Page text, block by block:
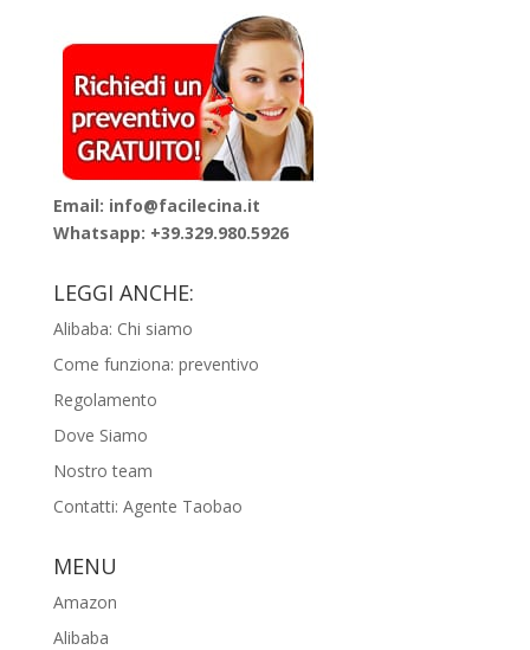
Email: info@facilecina.it
Whatsapp: +39.329.980.5926
LEGGI ANCHE:
Alibaba: Chi siamo
Come funziona: preventivo
Regolamento
Dove Siamo
Nostro team
Contatti: Agente Taobao
MENU
Amazon
Alibaba